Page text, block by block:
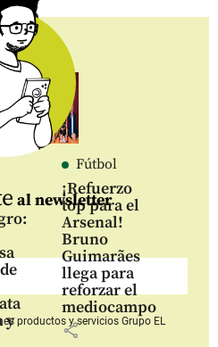
y
Fútbol
¡Refuerzo
top para el
Arsenal!
Bruno
Guimarães
llega para
reforzar el
mediocampo
share
al newsletter
productos y serviciosGrupo EL